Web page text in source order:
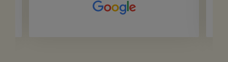
– nasze książki w trakcie
przepakowywania. Część oddaliśmy